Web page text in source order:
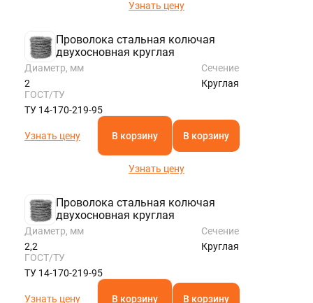
Узнать цену
Проволока стальная колючая
двухосновная круглая
Диаметр, мм
2
Сечение
Круглая
ГОСТ/ТУ
ТУ 14-170-219-95
Узнать цену В корзину В корзину
Узнать цену
Проволока стальная колючая
двухосновная круглая
Диаметр, мм
2,2
Сечение
Круглая
ГОСТ/ТУ
ТУ 14-170-219-95
Узнать цену В корзину В корзину